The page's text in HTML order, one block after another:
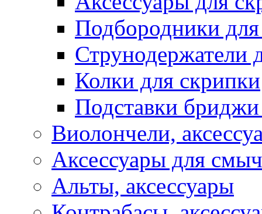
Подбородники
Струнодержатели
Колки для скрипки
Подставки
Виолончели,
Аксессуары для
Альты, аксессуары